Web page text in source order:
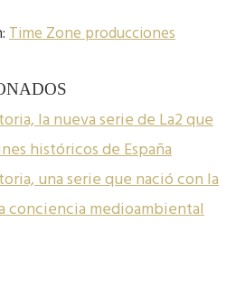
Time Zone producciones
la nueva serie de La2 que
históricos de España
una serie que nació con la
conciencia medioambiental